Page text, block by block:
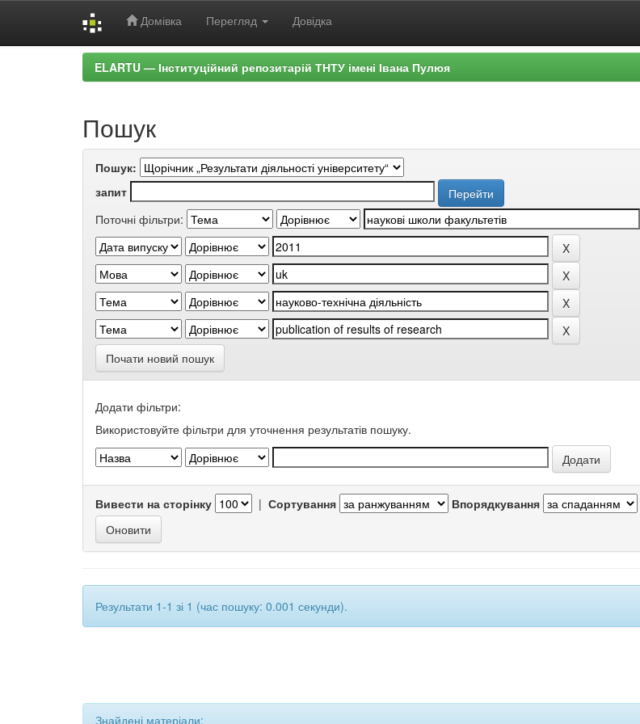
Домівка Перегляд Довідка
ELARTU — Інституційний репозитарій ТНТУ імені Івана Пулюя
Пошук
Пошук:
запит
Поточні фільтри:
Почати новий пошук
Додати фільтри:
Використовуйте фільтри для уточнення результатів пошуку.
Вивести на сторінку | Сортування Впорядкування
Результати 1-1 зі 1 (час пошуку: 0.001 секунди).
Знайдені матеріали: